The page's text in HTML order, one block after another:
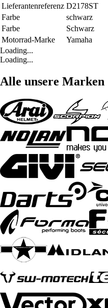
Lieferantenreferenz D2178ST
Farbe
schwarz
Farbe
Schwarz
Motorrad-Marke
Yamaha
Loading...
Loading...
Alle unsere Marken